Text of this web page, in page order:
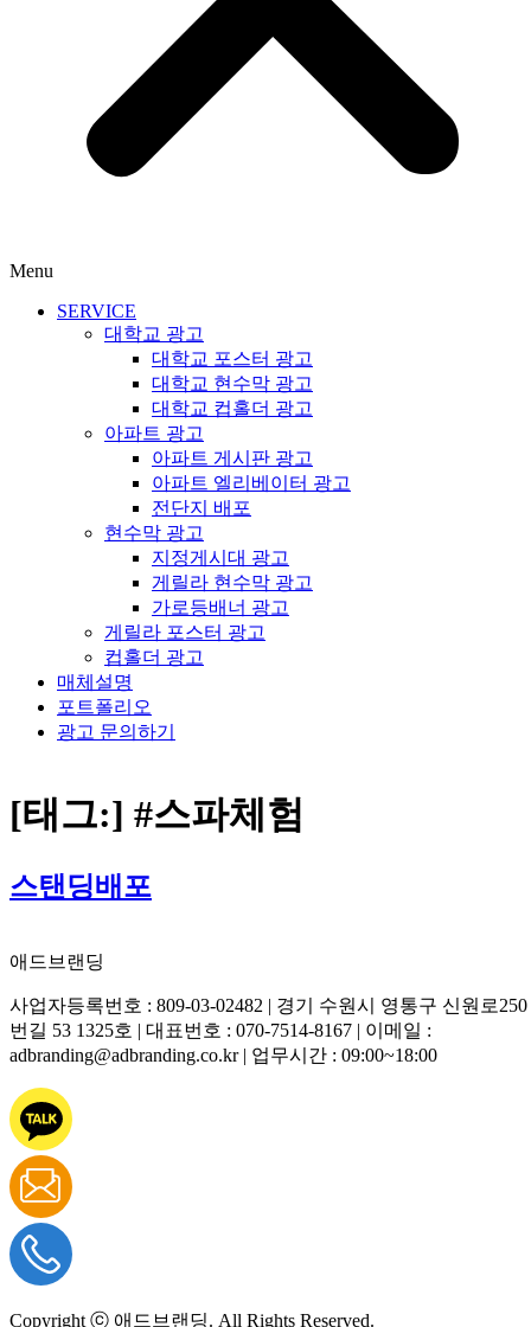
Menu
SERVICE
대학교 광고
대학교 포스터 광고
대학교 현수막 광고
대학교 컵홀더 광고
아파트 광고
아파트 게시판 광고
아파트 엘리베이터 광고
전단지 배포
현수막 광고
지정게시대 광고
게릴라 현수막 광고
가로등배너 광고
게릴라 포스터 광고
컵홀더 광고
매체설명
포트폴리오
광고 문의하기
대학교 포스터 광고
대학교 현수막 광고
아파트 광고
아파트 게시판 광고
현수막 광고
지정게시대 광고
게릴라 현수막 광고
가로등배너 광고
게릴라 포스터 광고
컵홀더 광고
[태그:] #스파체험
스탠딩배포
애드브랜딩
사업자등록번호 : 809-03-02482 | 경기 수원시 영통구 신원로250
번길 53 1325호 | 대표번호 : 070-7514-8167 | 이메일 :
adbranding@adbranding.co.kr | 업무시간 : 09:00~18:00
Copyright ⓒ 애드브랜딩. All Rights Reserved.